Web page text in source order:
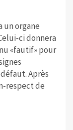
un organe
ci donnera
«fautif» pour
Après
respect de